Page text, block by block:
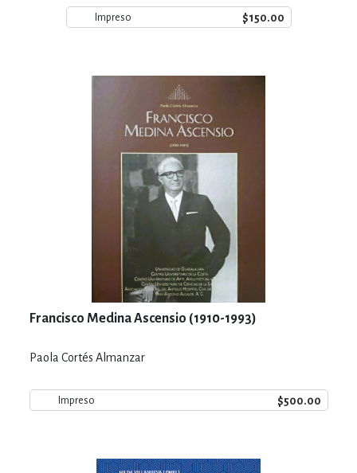
Impreso $150.00
Francisco Medina Ascensio (1910-1993)
Paola Cortés Almanzar
Impreso $500.00